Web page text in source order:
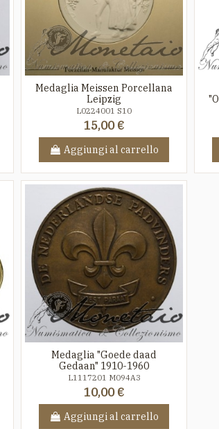
Medaglia Meissen Porcellana
Leipzig
L0224001 S10
15,00 €
Aggiungi al carrello
Medaglia "Goede daad
Gedaan" 1910-1960
L1117201 M094A3
10,00 €
Aggiungi al carrello